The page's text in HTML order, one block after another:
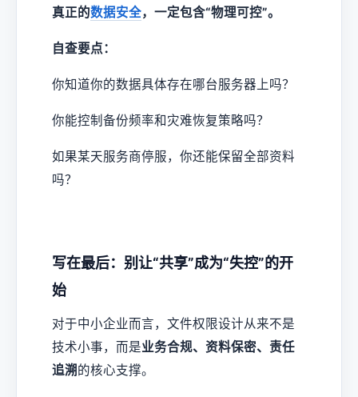
真正的数据安全，一定包含“物理可控”。
自查要点：
你知道你的数据具体存在哪台服务器上吗？
你能控制备份频率和灾难恢复策略吗？
如果某天服务商停服，你还能保留全部资料
吗？
写在最后：别让“共享”成为“失控”的开
始
对于中小企业而言，文件权限设计从来不是
技术小事，而是业务合规、资料保密、责任
追溯的核心支撑。